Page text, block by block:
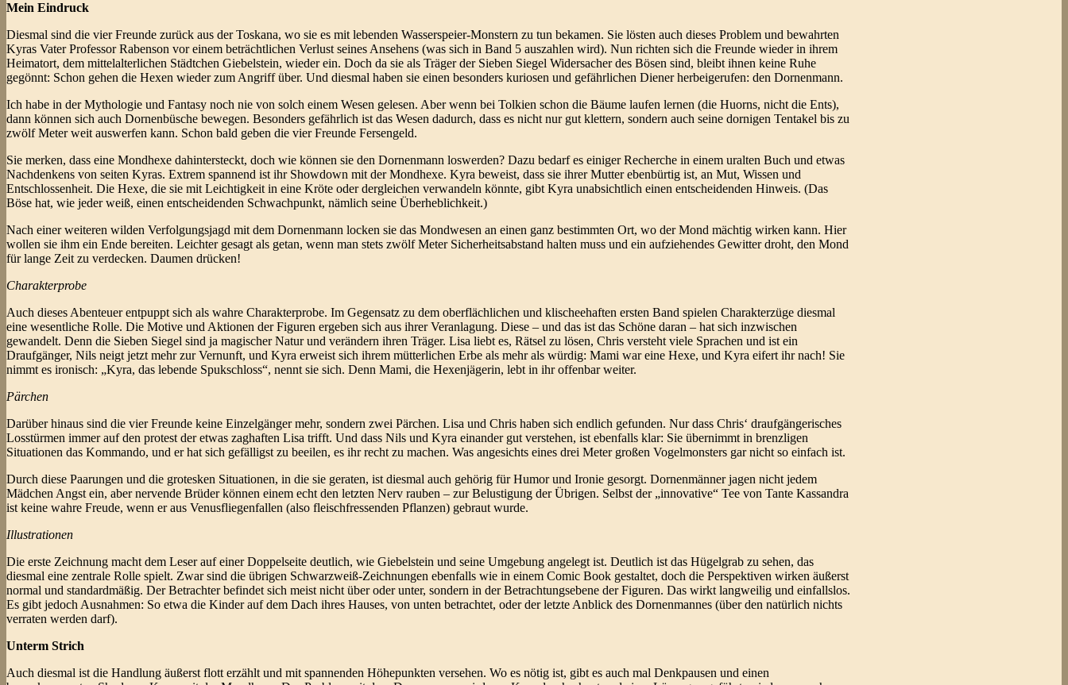
Mein Eindruck
Diesmal sind die vier Freunde zurück aus der Toskana, wo sie es mit lebenden Wasserspeier-Monstern zu tun bekamen. Sie lösten auch dieses Problem und bewahrten
Kyras Vater Professor Rabenson vor einem beträchtlichen Verlust seines Ansehens (was sich in Band 5 auszahlen wird). Nun richten sich die Freunde wieder in ihrem
Heimatort, dem mittelalterlichen Städtchen Giebelstein, wieder ein. Doch da sie als Träger der Sieben Siegel Widersacher des Bösen sind, bleibt ihnen keine Ruhe
gegönnt: Schon gehen die Hexen wieder zum Angriff über. Und diesmal haben sie einen besonders kuriosen und gefährlichen Diener herbeigerufen: den Dornenmann.
Ich habe in der Mythologie und Fantasy noch nie von solch einem Wesen gelesen. Aber wenn bei Tolkien schon die Bäume laufen lernen (die Huorns, nicht die Ents),
dann können sich auch Dornenbüsche bewegen. Besonders gefährlich ist das Wesen dadurch, dass es nicht nur gut klettern, sondern auch seine dornigen Tentakel bis zu
zwölf Meter weit auswerfen kann. Schon bald geben die vier Freunde Fersengeld.
Sie merken, dass eine Mondhexe dahintersteckt, doch wie können sie den Dornenmann loswerden? Dazu bedarf es einiger Recherche in einem uralten Buch und etwas
Nachdenkens von seiten Kyras. Extrem spannend ist ihr Showdown mit der Mondhexe. Kyra beweist, dass sie ihrer Mutter ebenbürtig ist, an Mut, Wissen und
Entschlossenheit. Die Hexe, die sie mit Leichtigkeit in eine Kröte oder dergleichen verwandeln könnte, gibt Kyra unabsichtlich einen entscheidenden Hinweis. (Das
Böse hat, wie jeder weiß, einen entscheidenden Schwachpunkt, nämlich seine Überheblichkeit.)
Nach einer weiteren wilden Verfolgungsjagd mit dem Dornenmann locken sie das Mondwesen an einen ganz bestimmten Ort, wo der Mond mächtig wirken kann. Hier
wollen sie ihm ein Ende bereiten. Leichter gesagt als getan, wenn man stets zwölf Meter Sicherheitsabstand halten muss und ein aufziehendes Gewitter droht, den Mond
für lange Zeit zu verdecken. Daumen drücken!
Charakterprobe
Auch dieses Abenteuer entpuppt sich als wahre Charakterprobe. Im Gegensatz zu dem oberflächlichen und klischeehaften ersten Band spielen Charakterzüge diesmal
eine wesentliche Rolle. Die Motive und Aktionen der Figuren ergeben sich aus ihrer Veranlagung. Diese – und das ist das Schöne daran – hat sich inzwischen
gewandelt. Denn die Sieben Siegel sind ja magischer Natur und verändern ihren Träger. Lisa liebt es, Rätsel zu lösen, Chris versteht viele Sprachen und ist ein
Draufgänger, Nils neigt jetzt mehr zur Vernunft, und Kyra erweist sich ihrem mütterlichen Erbe als mehr als würdig: Mami war eine Hexe, und Kyra eifert ihr nach! Sie
nimmt es ironisch: „Kyra, das lebende Spukschloss“, nennt sie sich. Denn Mami, die Hexenjägerin, lebt in ihr offenbar weiter.
Pärchen
Darüber hinaus sind die vier Freunde keine Einzelgänger mehr, sondern zwei Pärchen. Lisa und Chris haben sich endlich gefunden. Nur dass Chris‘ draufgängerisches
Losstürmen immer auf den protest der etwas zaghaften Lisa trifft. Und dass Nils und Kyra einander gut verstehen, ist ebenfalls klar: Sie übernimmt in brenzligen
Situationen das Kommando, und er hat sich gefälligst zu beeilen, es ihr recht zu machen. Was angesichts eines drei Meter großen Vogelmonsters gar nicht so einfach ist.
Durch diese Paarungen und die grotesken Situationen, in die sie geraten, ist diesmal auch gehörig für Humor und Ironie gesorgt. Dornenmänner jagen nicht jedem
Mädchen Angst ein, aber nervende Brüder können einem echt den letzten Nerv rauben – zur Belustigung der Übrigen. Selbst der „innovative“ Tee von Tante Kassandra
ist keine wahre Freude, wenn er aus Venusfliegenfallen (also fleischfressenden Pflanzen) gebraut wurde.
Illustrationen
Die erste Zeichnung macht dem Leser auf einer Doppelseite deutlich, wie Giebelstein und seine Umgebung angelegt ist. Deutlich ist das Hügelgrab zu sehen, das
diesmal eine zentrale Rolle spielt. Zwar sind die übrigen Schwarzweiß-Zeichnungen ebenfalls wie in einem Comic Book gestaltet, doch die Perspektiven wirken äußerst
normal und standardmäßig. Der Betrachter befindet sich meist nicht über oder unter, sondern in der Betrachtungsebene der Figuren. Das wirkt langweilig und einfallslos.
Es gibt jedoch Ausnahmen: So etwa die Kinder auf dem Dach ihres Hauses, von unten betrachtet, oder der letzte Anblick des Dornenmannes (über den natürlich nichts
verraten werden darf).
Unterm Strich
Auch diesmal ist die Handlung äußerst flott erzählt und mit spannenden Höhepunkten versehen. Wo es nötig ist, gibt es auch mal Denkpausen und einen